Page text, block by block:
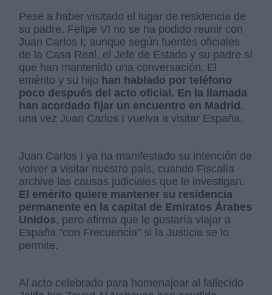
Pese a haber visitado el lugar de residencia de
su padre, Felipe VI no se ha podido reunir con
Juan Carlos I; aunque según fuentes oficiales
de la Casa Real, el Jefe de Estado y su padre sí
que han mantenido una conversación. El
emérito y su hijo han hablado por teléfono
poco después del acto oficial. En la llamada
han acordado fijar un encuentro en Madrid ,
una vez Juan Carlos I vuelva a visitar España.
Juan Carlos I ya ha manifestado su intención de
volver a visitar nuestro país, cuando Fiscalía
archive las causas judiciales que le investigan.
El emérito quiere mantener su residencia
permanente en la capital de Emiratos Árabes
Unidos, pero afirma que le gustaría viajar a
España "con Frecuencia" si la Justicia se lo
permite.
Al acto celebrado para homenajear al fallecido